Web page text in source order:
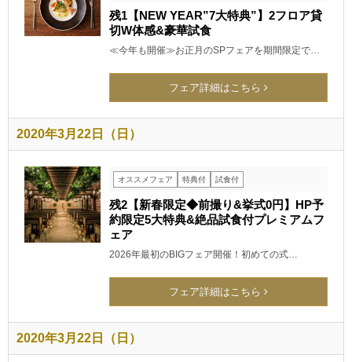
残1【NEW YEAR”7大特典”】2フロア貸
切W体感&豪華試食
≪今年も開催≫お正月のSPフェアを期間限定で…
フェア詳細はこちら
2020年3月22日（日）
オススメフェア 特典付 試食付
残2【新春限定◆前撮り&挙式0円】HP予
約限定5大特典&絶品試食付プレミアムフ
ェア
2026年最初のBIGフェア開催！初めての式…
フェア詳細はこちら
2020年3月22日（日）